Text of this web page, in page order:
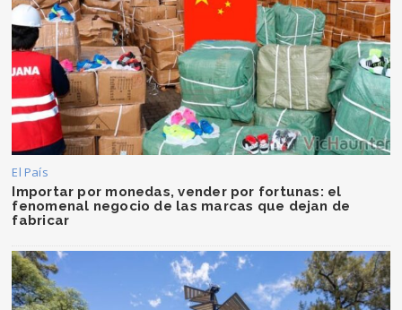
El País
Importar por monedas, vender por fortunas: el
fenomenal negocio de las marcas que dejan de
fabricar